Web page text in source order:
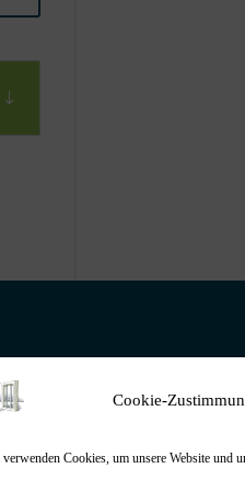
Cookie-
Cookies, um unsere Website und